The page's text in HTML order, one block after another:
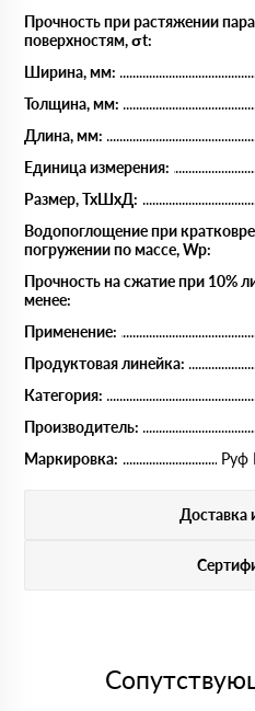
Прочность при растяжении
поверхностям, σt:
Ширина, мм:
Толщина, мм:
Длина, мм:
Единица измерения:
Размер, ТхШхД:
Водопоглощение при
погружении по массе, Wp:
Прочность на сжатие при 10%
менее:
Применение:
Продуктовая линейка:
Категория:
Производитель:
Маркировка:
Руф
Доставка